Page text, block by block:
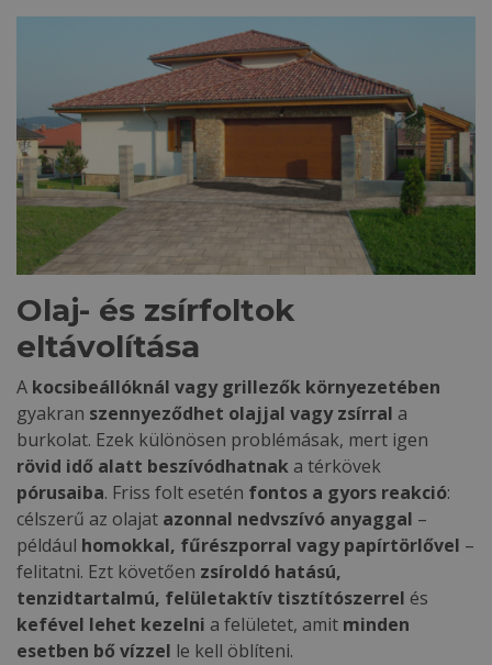
Olaj- és zsírfoltok
eltávolítása
A kocsibeállóknál vagy grillezők környezetében
gyakran szennyeződhet olajjal vagy zsírral a
burkolat. Ezek különösen problémásak, mert igen
rövid idő alatt beszívódhatnak a térkövek
pórusaiba. Friss folt esetén fontos a gyors reakció:
célszerű az olajat azonnal nedvszívó anyaggal –
például homokkal, fűrészporral vagy papírtörlővel –
felitatni. Ezt követően zsíroldó hatású,
tenzidtartalmú, felületaktív tisztítószerrel és
kefével lehet kezelni a felületet, amit minden
esetben bő vízzel le kell öblíteni.